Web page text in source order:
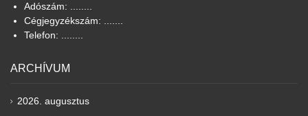
Adószám: ........
Cégjegyzékszám: .......
Telefon: ........
ARCHÍVUM
2026. augusztus